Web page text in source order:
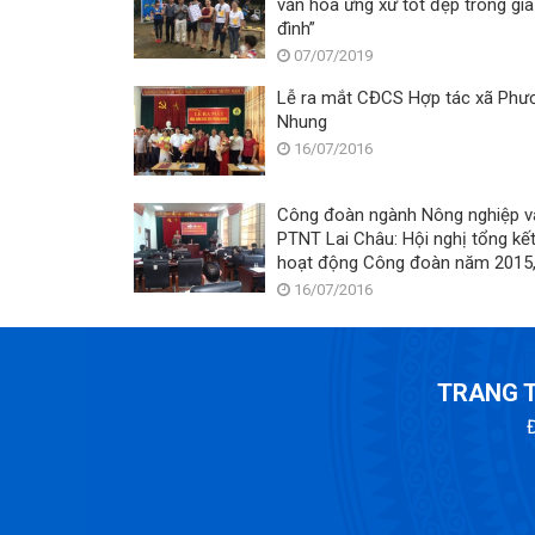
văn hóa ứng xử tốt đẹp trong gia
đình”
07/07/2019
Lễ ra mắt CĐCS Hợp tác xã
Nhung
16/07/2016
Công đoàn ngành Nông nghiệp
PTNT Lai Châu: Hội nghị tổng kết
hoạt động Công đoàn năm 2015,
nhiệm vụ công tác Công đoàn
16/07/2016
TRANG